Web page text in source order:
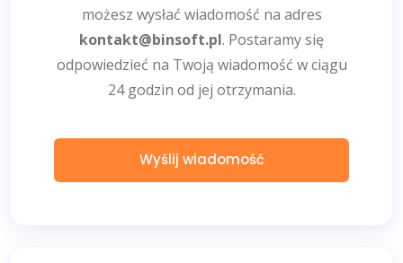
możesz wysłać wiadomość na adres
kontakt@binsoft.pl. Postaramy się
odpowiedzieć na Twoją wiadomość w ciągu
24 godzin od jej otrzymania.
Wyślij wiadomość